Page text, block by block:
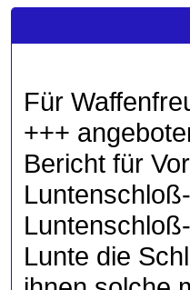
Für
+++
Bericht für
Lunte die